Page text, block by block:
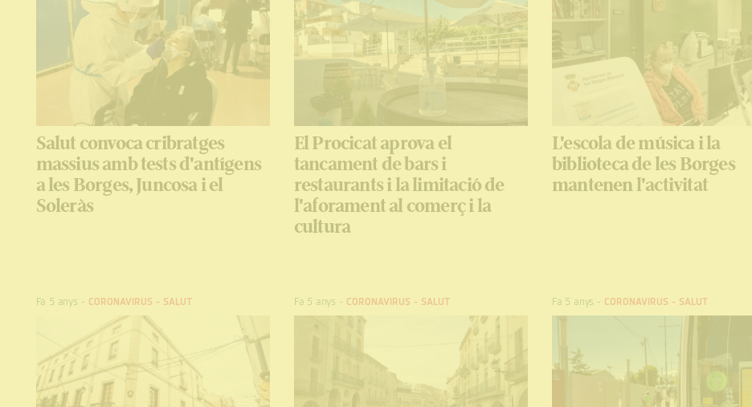
Salut convoca cribratges
massius amb tests d'antígens
a les Borges, Juncosa i el
Soleràs
El Procicat aprova el
tancament de bars i
restaurants i la limitació de
l'aforament al comerç i la
cultura
L'escola de música i la
biblioteca de les Borges
mantenen l'activitat
Fa 5 anys - CORONAVIRUS - SALUT Fa 5 anys - CORONAVIRUS - SALUT Fa 5 anys - CORONAVIRUS - SALUT